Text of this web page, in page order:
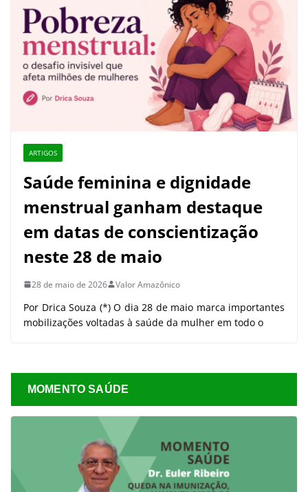
ARTIGOS
Saúde feminina e dignidade
menstrual ganham destaque
em datas de conscientização
neste 28 de maio
28 de maio de 2026 Valor Amazônico
Por Drica Souza (*) O dia 28 de maio marca importantes
mobilizações voltadas à saúde da mulher em todo o
MOMENTO SAÚDE